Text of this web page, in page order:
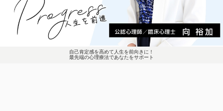
自己肯定感を高めて人生を前向きに！
最先端の心理療法であなたをサポート